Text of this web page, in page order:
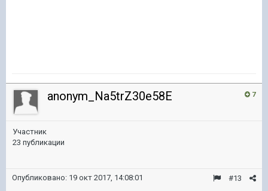
7
anonym_Na5trZ30e58E
Участник
23 публикации
#13
Опубликовано: 19 окт 2017, 14:08:01